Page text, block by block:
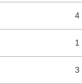
4
1
3